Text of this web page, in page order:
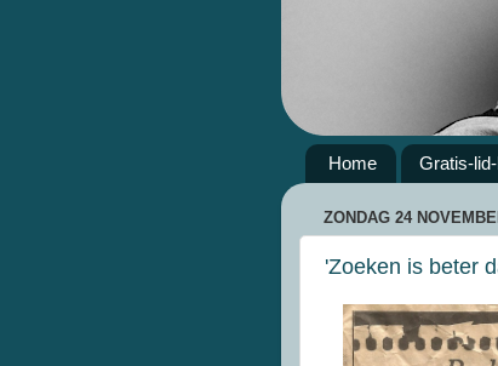
Home Gratis-
ZONDAG 24
'Zoeken is beter